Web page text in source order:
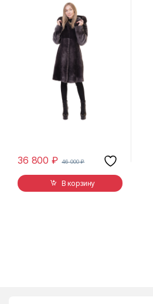
36 800₽ 46 000₽
В корзину